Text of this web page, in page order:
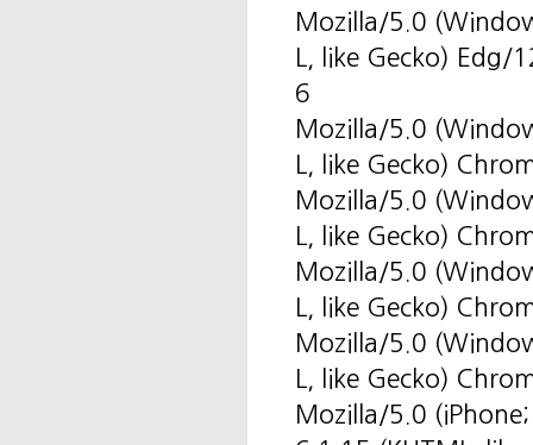
Mozilla/5.0
L, like Gecko)
6
Mozilla/5.0
L, like Gecko)
Mozilla/5.0
L, like Gecko)
Mozilla/5.0
L, like Gecko)
Mozilla/5.0
L, like Gecko)
Mozilla/5.0